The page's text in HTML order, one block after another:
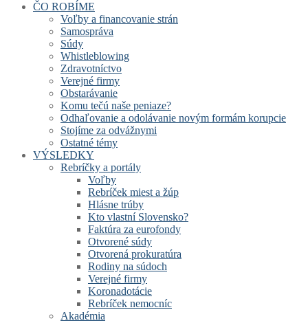
ČO ROBÍME
Voľby a financovanie strán
Samospráva
Súdy
Whistleblowing
Zdravotníctvo
Verejné firmy
Obstarávanie
Komu tečú naše peniaze?
Odhaľovanie a odolávanie novým formám korupcie
Stojíme za odvážnymi
Ostatné témy
VÝSLEDKY
Rebríčky a portály
Voľby
Rebríček miest a žúp
Hlásne trúby
Kto vlastní Slovensko?
Faktúra za eurofondy
Otvorené súdy
Otvorená prokuratúra
Rodiny na súdoch
Verejné firmy
Koronadotácie
Rebríček nemocníc
Akadémia